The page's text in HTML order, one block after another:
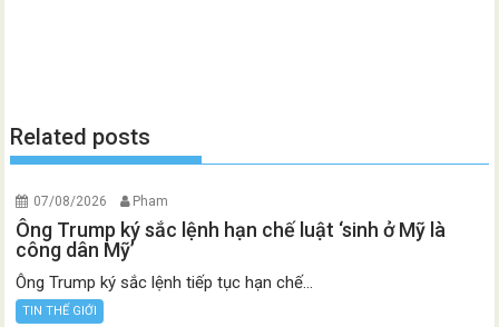
Related posts
07/08/2026 Pham
Ông Trump ký sắc lệnh hạn chế luật ‘sinh ở Mỹ là
công dân Mỹ’
Ông Trump ký sắc lệnh tiếp tục hạn chế...
TIN THẾ GIỚI